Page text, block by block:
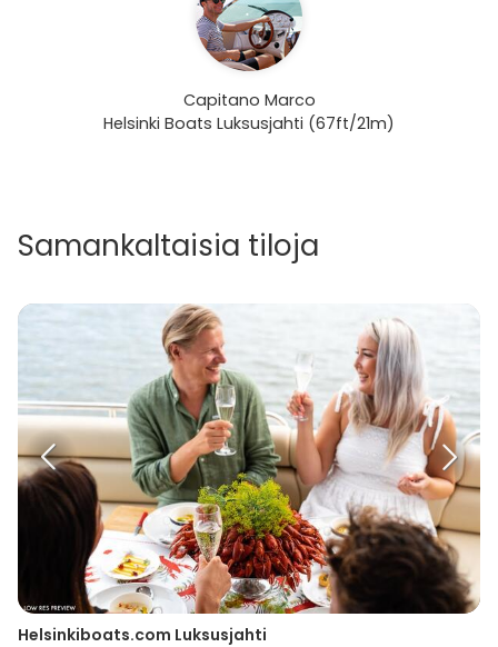
Capitano Marco
Helsinki Boats Luksusjahti (67ft/21m)
Samankaltaisia tiloja
Helsinkiboats.com Luksusjahti